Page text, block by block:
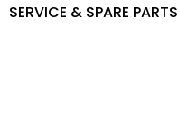
SERVICE & SPARE PARTS